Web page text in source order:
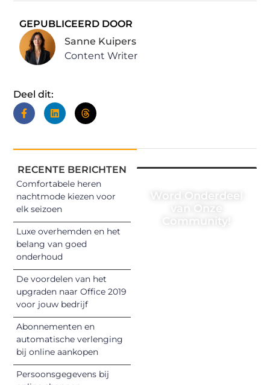
GEPUBLICEERD DOOR
Sanne Kuipers
Content Writer
Deel dit:
RECENTE BERICHTEN
Comfortabele heren
nachtmode kiezen voor
elk seizoen
Luxe overhemden en het
belang van goed
onderhoud
De voordelen van het
upgraden naar Office 2019
voor jouw bedrijf
Abonnementen en
automatische verlenging
bij online aankopen
Persoonsgegevens bij
Word Onderdeel
van Onze
Community!